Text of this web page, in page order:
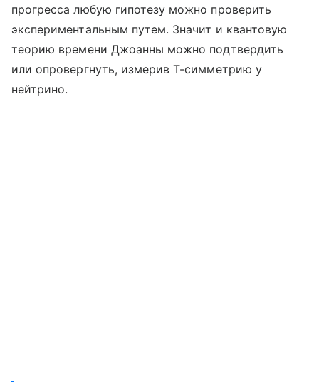
прогресса любую гипотезу можно проверить
экспериментальным путем. Значит и квантовую
теорию времени Джоанны можно подтвердить
или опровергнуть, измерив Т-симметрию у
нейтрино.